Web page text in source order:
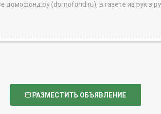
(domofond.ru), в газете из рук в
РАЗМЕСТИТЬ ОБЪЯВЛЕНИЕ